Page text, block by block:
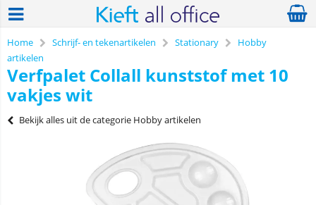
Home Schrijf- en tekenartikelen Stationary
Hobby
artikelen
Verfpalet Collall kunststof met 10
vakjes wit
Bekijk alles uit de categorie Hobby artikelen